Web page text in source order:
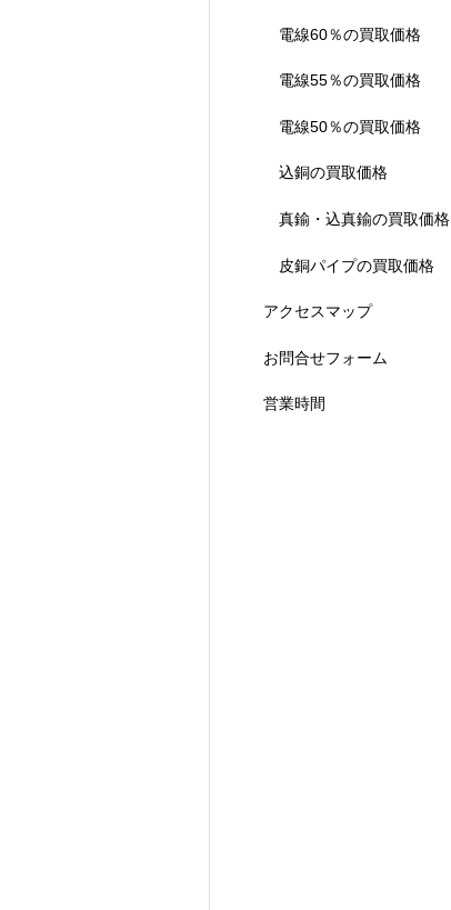
電線60％の買取価格
電線55％の買取価格
電線50％の買取価格
込銅の買取価格
真鍮・込真鍮の買取価格
皮銅パイプの買取価格
アクセスマップ
お問合せフォーム
営業時間